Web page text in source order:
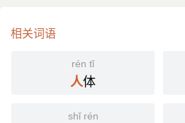
相关词语
rén tǐ
人体
shǐ rén